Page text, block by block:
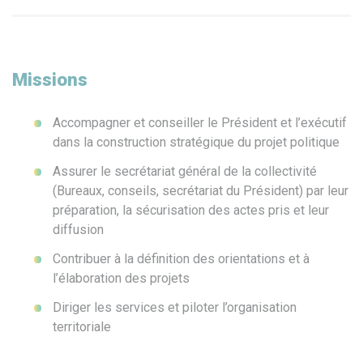
Missions
Accompagner et conseiller le Président et l’exécutif
dans la construction stratégique du projet politique
Assurer le secrétariat général de la collectivité
(Bureaux, conseils, secrétariat du Président) par leur
préparation, la sécurisation des actes pris et leur
diffusion
Contribuer à la définition des orientations et à
l’élaboration des projets
Diriger les services et piloter l’organisation
territoriale